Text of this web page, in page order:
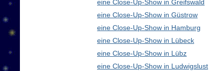
eine Close-Up-Show in Greifswald
eine Close-Up-Show in Güstrow
eine Close-Up-Show in Hamburg
eine Close-Up-Show in Lübeck
eine Close-Up-Show in Lübz
eine Close-Up-Show in Ludwigslust